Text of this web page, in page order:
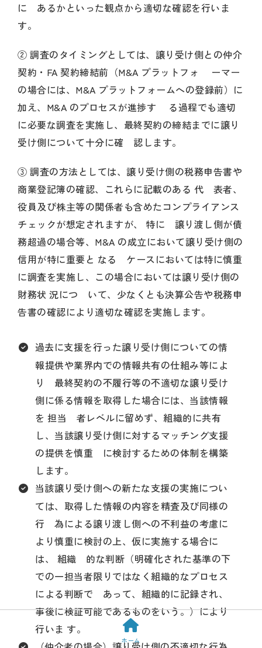
に あるかといった観点から適切な確認を行いま
す。
② 調査のタイミングとしては、譲り受け側との仲介
契約・FA 契約締結前（M&A プラットフォ ーマー
の場合には、M&A プラットフォームへの登録前）に
加え、M&A のプロセスが進捗す る過程でも適切
に必要な調査を実施し、最終契約の締結までに譲り
受け側について十分に確 認します。
③ 調査の方法としては、譲り受け側の税務申告書や
商業登記簿の確認、これらに記載のある 代 表者、
役員及び株主等の関係者も含めたコンプライアンス
チェックが想定されますが、 特に 譲り渡し側が債
務超過の場合等、M&A の成立において譲り受け側の
信用が特に重要と なる ケースにおいては特に慎重
に調査を実施し、この場合においては譲り受け側の
財務状 況につ いて、少なくとも決算公告や税務申
告書の確認により適切な確認を実施します。
過去に支援を行った譲り受け側についての情
報提供や業界内での情報共有の仕組み等によ
り 最終契約の不履行等の不適切な譲り受け
側に係る情報を取得した場合には、当該情報
を 担当 者レベルに留めず、組織的に共有
し、当該譲り受け側に対するマッチング支援
の提供を慎重 に検討するための体制を構築
します。
当該譲り受け側への新たな支援の実施につい
ては、取得した情報の内容を精査及び同様の
行 為による譲り渡し側への不利益の考慮に
より慎重に検討の上、仮に実施する場合に
は、 組織 的な判断（明確化された基準の下
での一担当者限りではなく組織的なプロセス
による判断で あって、組織的に記録され、
事後に検証可能であるものをいう。）により
行いま す。
ホーム